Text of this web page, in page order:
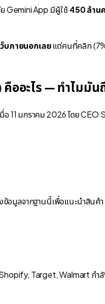
Gemini App มีผู้ใช้450 ล้าน
บภายนอกเลยแต่คนที่คลิก
ออะไร — ทำไมมัน
อ 11 มกราคม 2026 โดย
อมูลจากฐานนี้เพื่อแนะนำสินค้า
Target, Walmart กำ